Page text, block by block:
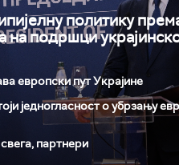
политику
на подршци
европски пут Украјине
једногласност о убрзању
партнери